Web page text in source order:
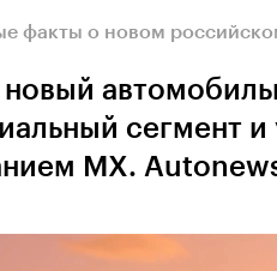
факты о новом
новый
сегмент
MX.